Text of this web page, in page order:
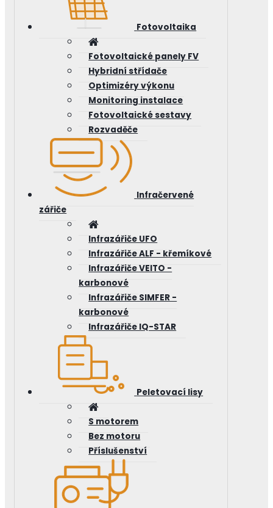
Fotovoltaika
Fotovoltaické panely FV
Hybridní střídače
Optimizéry výkonu
Monitoring instalace
Fotovoltaické sestavy
Rozvaděče
Infračervené
zářiče
Infrazářiče UFO
Infrazářiče ALF - křemíkové
Infrazářiče VEITO -
karbonové
Infrazářiče SIMFER -
karbonové
Infrazářiče IQ-STAR
Peletovací lisy
S motorem
Bez motoru
Příslušenství